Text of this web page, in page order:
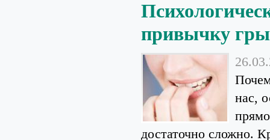
привычку
нас,
достаточно сложно.